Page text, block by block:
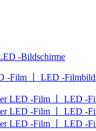
-Bildschirme